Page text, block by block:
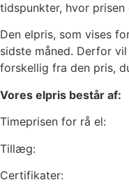
tidspunkter, hvor prisen
Den elpris, som vises
sidste måned. Derfor
forskellig fra den pris,
Vores elpris består af:
Timeprisen for rå